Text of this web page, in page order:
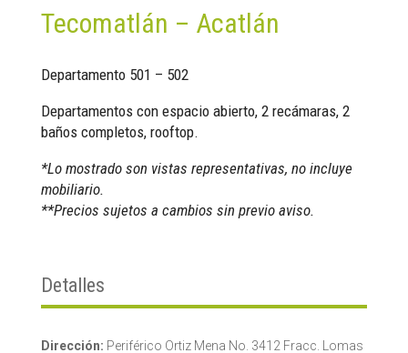
Tecomatlán – Acatlán
Departamento 501 – 502
Departamentos con espacio abierto, 2 recámaras, 2
baños completos, rooftop.
*Lo mostrado son vistas representativas, no incluye
mobiliario.
**Precios sujetos a cambios sin previo aviso.
Detalles
Dirección: Periférico Ortiz Mena No. 3412 Fracc. Lomas